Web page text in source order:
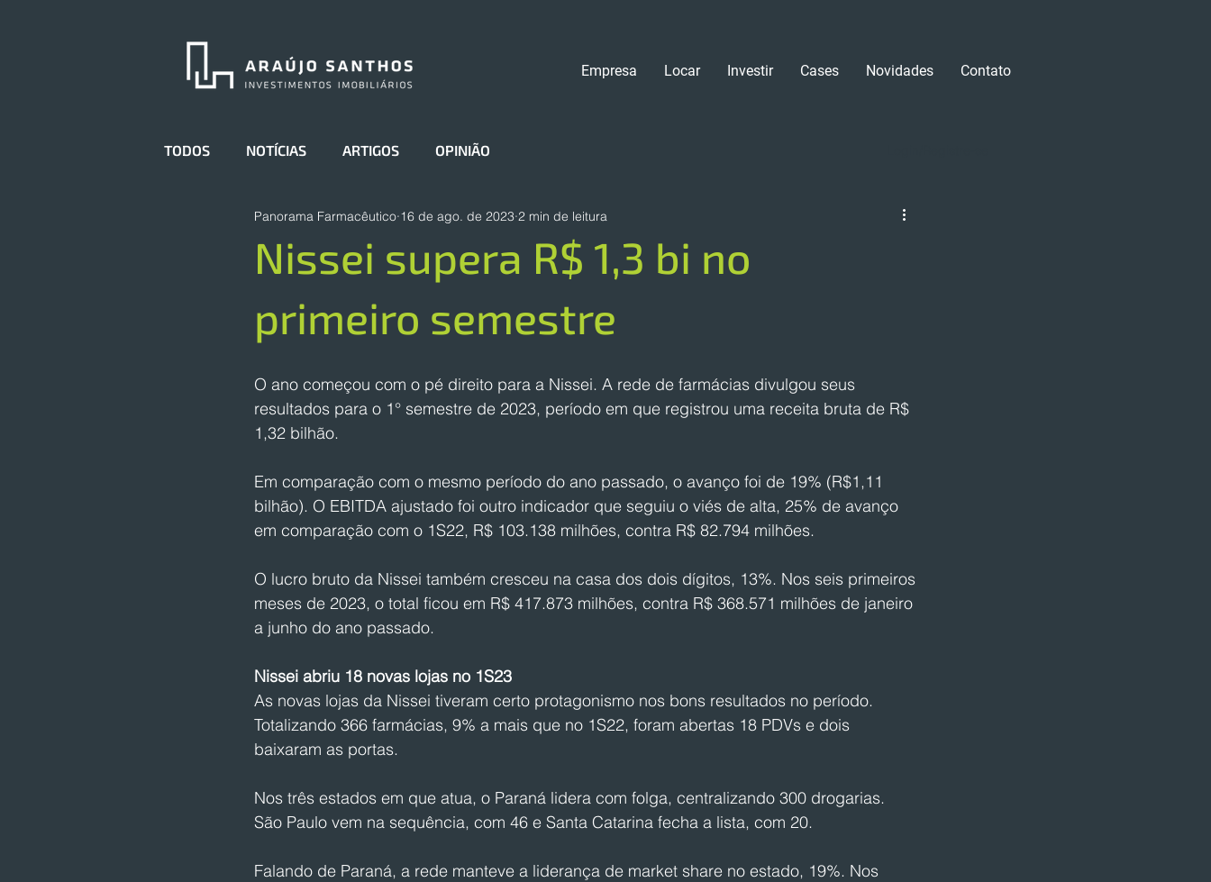
Empresa Locar Investir Cases Novidades Contato
TODOS NOTÍCIAS ARTIGOS OPINIÃO
Nissei supera R$ 1,3 bi no
primeiro semestre
Panorama Farmacêutico 16 de ago. de 2023 2 min de leitura
O ano começou com o pé direito para a Nissei. A rede de farmácias divulgou seus
resultados para o 1° semestre de 2023, período em que registrou uma receita bruta de R$
1,32 bilhão.
Em comparação com o mesmo período do ano passado, o avanço foi de 19% (R$1,11
bilhão). O EBITDA ajustado foi outro indicador que seguiu o viés de alta, 25% de avanço
em comparação com o 1S22, R$ 103.138 milhões, contra R$ 82.794 milhões.
O lucro bruto da Nissei também cresceu na casa dos dois dígitos, 13%. Nos seis primeiros
meses de 2023, o total ficou em R$ 417.873 milhões, contra R$ 368.571 milhões de janeiro
a junho do ano passado.
Nissei abriu 18 novas lojas no 1S23
As novas lojas da Nissei tiveram certo protagonismo nos bons resultados no período.
Totalizando 366 farmácias, 9% a mais que no 1S22, foram abertas 18 PDVs e dois
baixaram as portas.
Nos três estados em que atua, o Paraná lidera com folga, centralizando 300 drogarias.
São Paulo vem na sequência, com 46 e Santa Catarina fecha a lista, com 20.
Falando de Paraná, a rede manteve a liderança de market share no estado, 19%. Nos